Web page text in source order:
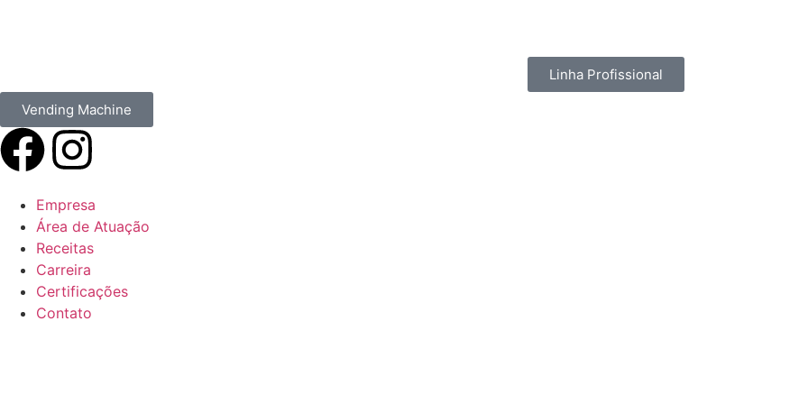
Linha Profissional
Vending Machine
Empresa
Área de Atuação
Receitas
Carreira
Certificações
Contato